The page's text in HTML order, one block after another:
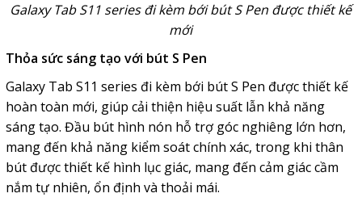
Galaxy Tab S11 series đi kèm bới bút S Pen được thiết kế
mới
Thỏa sức sáng tạo với bút S Pen
Galaxy Tab S11 series đi kèm bới bút S Pen được thiết kế
hoàn toàn mới, giúp cải thiện hiệu suất lẫn khả năng
sáng tạo. Đầu bút hình nón hỗ trợ góc nghiêng lớn hơn,
mang đến khả năng kiểm soát chính xác, trong khi thân
bút được thiết kế hình lục giác, mang đến cảm giác cầm
nắm tự nhiên, ổn định và thoải mái.